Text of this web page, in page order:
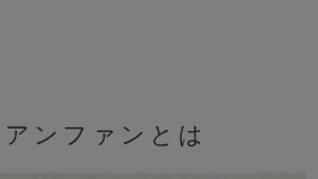
ンファンとは